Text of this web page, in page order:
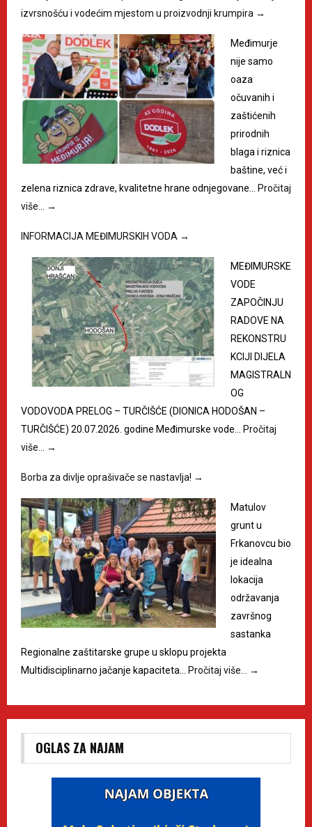
izvrsnošću i vodećim mjestom u proizvodnji krumpira →
Međimurje
nije samo
oaza
očuvanih i
zaštićenih
prirodnih
blaga i riznica
baštine, već i
zelena riznica zdrave, kvalitetne hrane odnjegovane…
Pročitaj
više…
→
INFORMACIJA MEĐIMURSKIH VODA →
MEĐIMURSKE
VODE
ZAPOČINJU
RADOVE NA
REKONSTRU
KCIJI DIJELA
MAGISTRALN
OG
VODOVODA PRELOG – TURČIŠĆE (DIONICA HODOŠAN –
TURČIŠĆE) 20.07.2026. godine Međimurske vode…
Pročitaj
više…
→
Borba za divlje oprašivače se nastavlja! →
Matulov
grunt u
Frkanovcu bio
je idealna
lokacija
održavanja
završnog
sastanka
Regionalne zaštitarske grupe u sklopu projekta
Multidisciplinarno jačanje kapaciteta…
Pročitaj više… →
OGLAS ZA NAJAM